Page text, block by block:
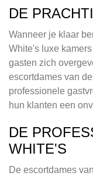
DE
Wanneer je klaar
White's luxe
gasten zich
escortdames van
professionele
hun klanten een
DE
WHITE'S
De escortdames